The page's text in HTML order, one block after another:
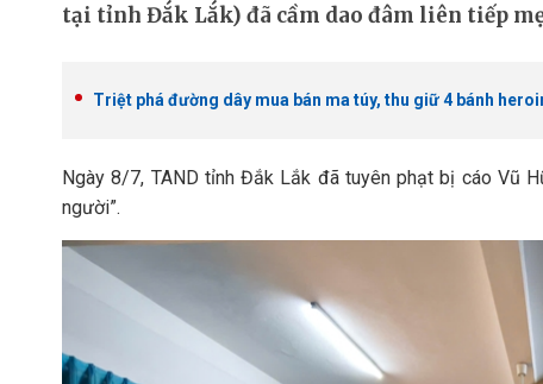
tại tỉnh Đắk Lắk) đã cầm dao đâm liên tiếp
Triệt phá đường dây mua bán ma túy, thu giữ 4 bánh
Ngày 8/7, TAND tỉnh Đắk Lắk đã tuyên phạt bị cáo Vũ
người”.